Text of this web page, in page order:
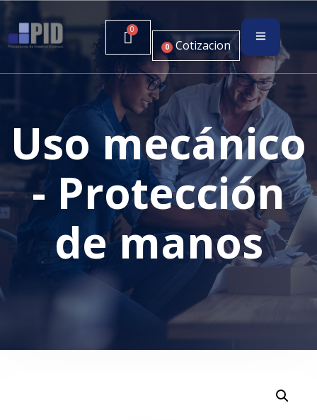
0 Cotizacion
Uso mecánico
- Protección
de manos